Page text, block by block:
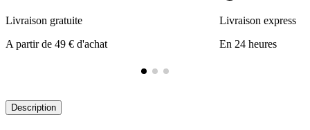
Livraison gratuite
A partir de 49 € d'achat
Livraison express
En 24 heures
Description